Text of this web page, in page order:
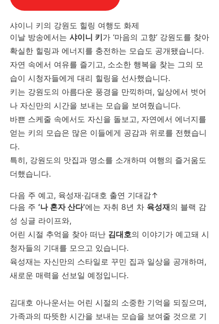
샤이니 키의 강원도 힐링 여행도 화제
이날 방송에서는 샤이니 키가 ‘마음의 고향’ 강원도를 찾아
확실한 힐링과 에너지를 충전하는 모습도 공개됐습니다.
자연 속에서 여유를 즐기고, 소소한 행복을 찾는 그의 모
습이 시청자들에게 대리 힐링을 선사했습니다.
키는 강원도의 아름다운 풍경을 만끽하며, 일상에서 벗어
나 자신만의 시간을 보내는 모습을 보여줬습니다.
바쁜 스케줄 속에서도 자신을 돌보고, 자연에서 에너지를
얻는 키의 모습은 많은 이들에게 공감과 위로를 전했습니
다.
특히, 강원도의 맛집과 명소를 소개하며 여행의 즐거움도
더했습니다.
다음 주 예고, 육성재·김대호 출연 기대감↑
다음 주 ‘나 혼자 산다’에는 자취 8년 차 육성재의 블랙 감
성 싱글 라이프와,
어린 시절 추억을 찾아 떠난 김대호의 이야기가 예고돼 시
청자들의 기대를 모으고 있습니다.
육성재는 자신만의 스타일로 꾸민 집과 일상을 공개하며,
새로운 매력을 선보일 예정입니다.
김대호 아나운서는 어린 시절의 소중한 기억을 되짚으며,
가족과의 따뜻한 시간을 보내는 모습을 보여줄 것으로 기